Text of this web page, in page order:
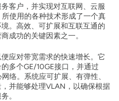
客户，并实现对互联网、云服
使用的各种技术形成了一个真
。高效、可扩展和互联互通的
成功的关键因素之一。
应对带宽需求的快速增长。它
多个GE/10GE接口，并通过
络。系统应可扩展、有弹性、
并能够处理VLAN，以确保根据
。